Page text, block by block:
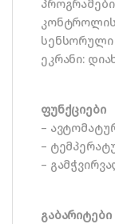
სენსორული
ეკრანი:
ფუნქციები
–
–
–
გაბარიტები